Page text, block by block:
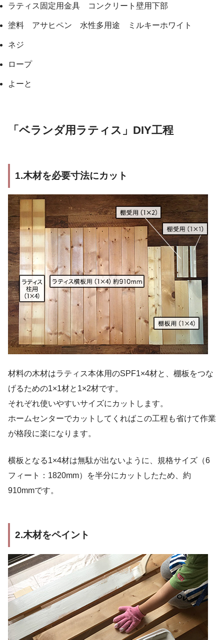
ラティス固定用金具 コンクリート壁用下部
塗料 アサヒペン 水性多用途 ミルキーホワイト
ネジ
ロープ
よーと
「ベランダ用ラティス」DIY工程
1.木材を必要寸法にカット
材料の木材はラティス本体用のSPF1×4材と、棚板をつな
げるための1×1材と1×2材です。
それぞれ使いやすいサイズにカットします。
ホームセンターでカットしてくればこの工程も省けて作業
が格段に楽になります。
横板となる1×4材は無駄が出ないように、規格サイズ（6
フィート：1820mm）を半分にカットしたため、約
910mmです。
2.木材をペイント